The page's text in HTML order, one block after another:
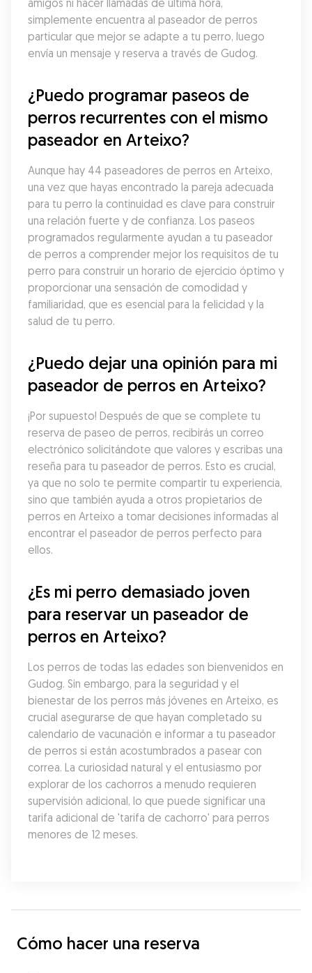
amigos ni hacer llamadas de última hora,
simplemente encuentra al paseador de perros
particular que mejor se adapte a tu perro, luego
envía un mensaje y reserva a través de Gudog.
¿Puedo programar paseos de
perros recurrentes con el mismo
paseador en Arteixo?
Aunque hay 44 paseadores de perros en Arteixo,
una vez que hayas encontrado la pareja adecuada
para tu perro la continuidad es clave para construir
una relación fuerte y de confianza. Los paseos
programados regularmente ayudan a tu paseador
de perros a comprender mejor los requisitos de tu
perro para construir un horario de ejercicio óptimo y
proporcionar una sensación de comodidad y
familiaridad, que es esencial para la felicidad y la
salud de tu perro.
¿Puedo dejar una opinión para mi
paseador de perros en Arteixo?
¡Por supuesto! Después de que se complete tu
reserva de paseo de perros, recibirás un correo
electrónico solicitándote que valores y escribas una
reseña para tu paseador de perros. Esto es crucial,
ya que no solo te permite compartir tu experiencia,
sino que también ayuda a otros propietarios de
perros en Arteixo a tomar decisiones informadas al
encontrar el paseador de perros perfecto para
ellos.
¿Es mi perro demasiado joven
para reservar un paseador de
perros en Arteixo?
Los perros de todas las edades son bienvenidos en
Gudog. Sin embargo, para la seguridad y el
bienestar de los perros más jóvenes en Arteixo, es
crucial asegurarse de que hayan completado su
calendario de vacunación e informar a tu paseador
de perros si están acostumbrados a pasear con
correa. La curiosidad natural y el entusiasmo por
explorar de los cachorros a menudo requieren
supervisión adicional, lo que puede significar una
tarifa adicional de 'tarifa de cachorro' para perros
menores de 12 meses.
Cómo hacer una reserva